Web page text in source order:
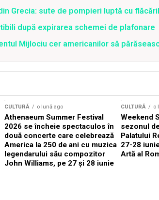
Grecia: sute de pompieri luptă cu
după expirarea schemei de plafonare
Mijlociu cer americanilor să
CULTURĂ o lună ago
Athenaeum Summer Festival
2026 se încheie spectaculos în
două concerte care celebrează
America la 250 de ani cu muzica
legendarului său compozitor
John Williams, pe 27 și 28 iunie
CULTURĂ o
Weekend
sezonul
Palatului
27-28
Artă al